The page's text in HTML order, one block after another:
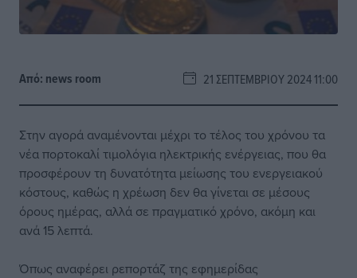
Από: news room 21 ΣΕΠΤΕΜΒΡΊΟΥ 2024 11:00
Στην αγορά αναμένονται μέχρι το τέλος του χρόνου τα
νέα πορτοκαλί τιμολόγια ηλεκτρικής ενέργειας, που θα
προσφέρουν τη δυνατότητα μείωσης του ενεργειακού
κόστους, καθώς η χρέωση δεν θα γίνεται σε μέσους
όρους ημέρας, αλλά σε πραγματικό χρόνο, ακόμη και
ανά 15 λεπτά.
Όπως αναφέρει ρεπορτάζ της εφημερίδας